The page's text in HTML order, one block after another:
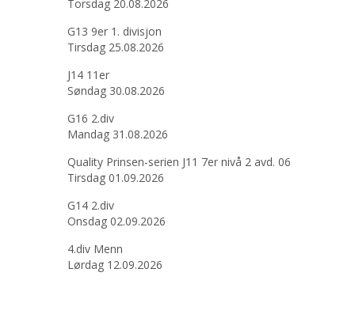
Torsdag 20.08.2026
G13 9er 1. divisjon
Tirsdag 25.08.2026
J14 11er
Søndag 30.08.2026
G16 2.div
Mandag 31.08.2026
Quality Prinsen-serien J11 7er nivå 2 avd. 06
Tirsdag 01.09.2026
G14 2.div
Onsdag 02.09.2026
4.div Menn
Lørdag 12.09.2026